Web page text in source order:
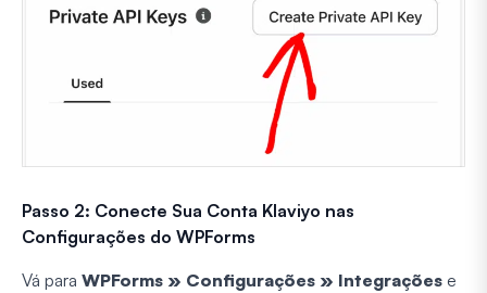
Passo 2: Conecte Sua Conta Klaviyo nas
Configurações do WPForms
Vá para WPForms » Configurações » Integrações e